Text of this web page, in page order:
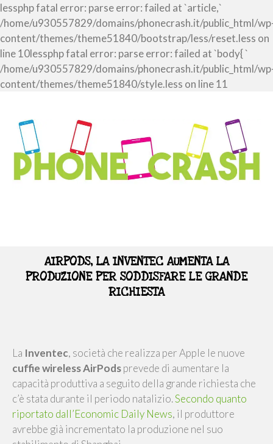
lessphp fatal error: parse error: failed at `article,`
/home/u930557829/domains/phonecrash.it/public_html/
content/themes/theme51840/bootstrap/less/reset.less on
line 10lessphp fatal error: parse error: failed at `body{ `
/home/u930557829/domains/phonecrash.it/public_html/
content/themes/theme51840/style.less on line 11
AIRPODS, LA INVENTEC AUMENTA LA
PRODUZIONE PER SODDISFARE LE GRANDE
RICHIESTA
La Inventec, società che realizza per Apple le nuove
cuffie wireless AirPodsprevede di aumentare la
capacità produttiva a seguito della grande richiesta che
c’è stata durante il periodo natalizio.Secondo quanto
riportato dall’Economic Daily News, il produttore
avrebbe già incrementato la produzione nel suo